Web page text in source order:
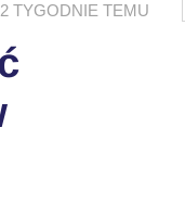
2 TYGODNIE TEMU